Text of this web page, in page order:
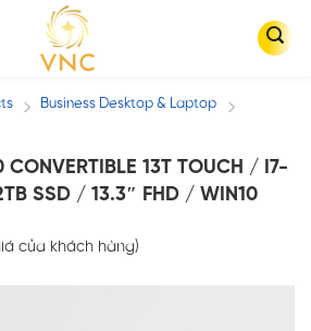
/ Business Desktop & Laptop /
CONVERTIBLE 13T TOUCH / I7-
SSD / 13.3″ FHD / WIN10
của khách hàng)